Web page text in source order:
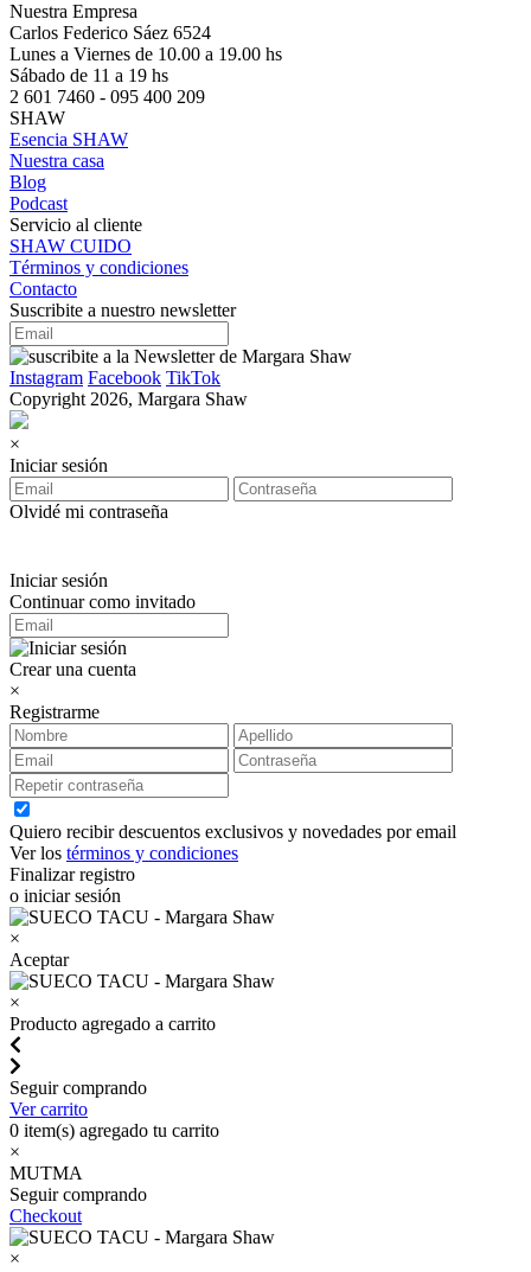
Nuestra Empresa
Carlos Federico Sáez 6524
Lunes a Viernes de 10.00 a 19.00 hs
Sábado de 11 a 19 hs
2 601 7460 - 095 400 209
SHAW
Esencia SHAW
Nuestra casa
Blog
Podcast
Servicio al cliente
SHAW CUIDO
Términos y condiciones
Contacto
Suscribite a nuestro newsletter
Instagram Facebook TikTok
Copyright 2026, Margara Shaw
×
Iniciar sesión
Olvidé mi contraseña
Iniciar sesión
Continuar como invitado
Crear una cuenta
×
Registrarme
Quiero recibir descuentos exclusivos y novedades por email
Ver los términos y condiciones
Finalizar registro
o iniciar sesión
×
Aceptar
×
Producto agregado a carrito
Seguir comprando
Ver carrito
0 item(s) agregado tu carrito
×
MUTMA
Seguir comprando
Checkout
×